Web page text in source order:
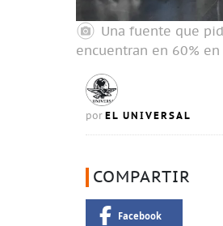
Una fuente que
encuentran en 60%
por EL UNIVERSAL
COMPARTIR
Facebook